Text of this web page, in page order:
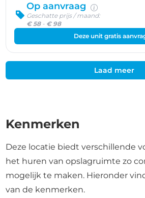
Op aanvraag
Geschatte prijs / maand:
€ 58- € 98
Deze unit gratis
Laad meer
Kenmerken
Deze locatie biedt verschillende
het huren van opslagruimte zo
mogelijk te maken. Hieronder
van de kenmerken.